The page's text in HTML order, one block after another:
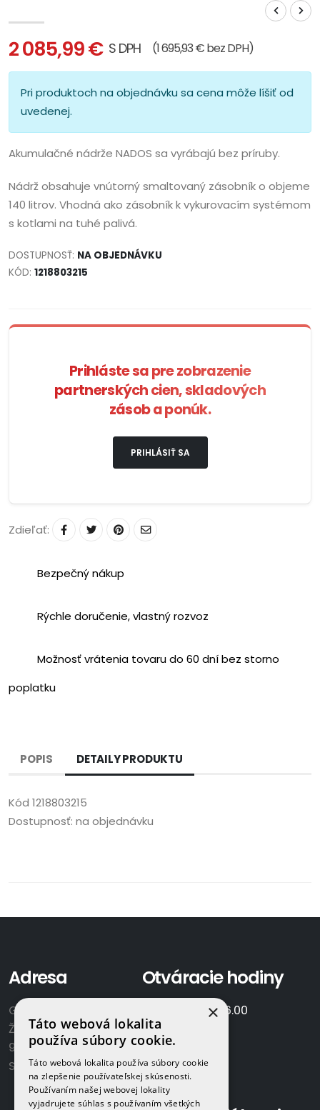
2 085,99 € S DPH (1 695,93 € bez DPH)
Pri produktoch na objednávku sa cena môže líšiť od
uvedenej.
Akumulačné nádrže NADOS sa vyrábajú bez príruby.
Nádrž obsahuje vnútorný smaltovaný zásobník o objeme
140 litrov. Vhodná ako zásobník k vykurovacím systémom
s kotlami na tuhé palivá.
DOSTUPNOSŤ: NA OBJEDNÁVKU
KÓD: 1218803215
Prihláste sa pre zobrazenie
partnerských cien, skladových
zásob a ponúk.
PRIHLÁSIŤ SA
Zdieľať:
Bezpečný nákup
Rýchle doručenie, vlastný rozvoz
Možnosť vrátenia tovaru do 60 dní bez storno
poplatku
POPIS DETAILY PRODUKTU
Kód 1218803215
Dostupnosť: na objednávku
Adresa
GAMAPLYN s.r.o.
Železničná 570/8
922 02 Krakovany
Slovensko
Otváracie hodiny
7.00 - 16.00
So:
×
Táto webová lokalita
používa súbory cookie.
Táto webová lokalita používa súbory cookie
na zlepšenie používateľskej skúsenosti.
Používaním našej webovej lokality
vyjadrujete súhlas s používaním všetkých